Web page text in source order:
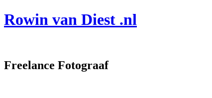
Rowin van Diest .nl
Freelance Fotograaf